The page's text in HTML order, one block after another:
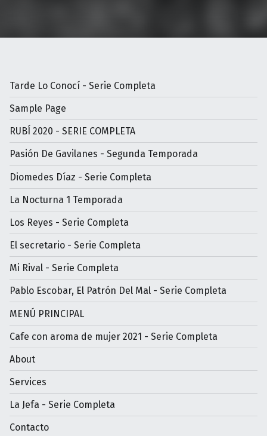
Tarde Lo Conocí - Serie Completa
Sample Page
RUBÍ 2020 - SERIE COMPLETA
Pasión De Gavilanes - Segunda Temporada
Diomedes Díaz - Serie Completa
La Nocturna 1 Temporada
Los Reyes - Serie Completa
El secretario - Serie Completa
Mi Rival - Serie Completa
Pablo Escobar, El Patrón Del Mal - Serie Completa
MENÚ PRINCIPAL
Cafe con aroma de mujer 2021 - Serie Completa
About
Services
La Jefa - Serie Completa
Contacto